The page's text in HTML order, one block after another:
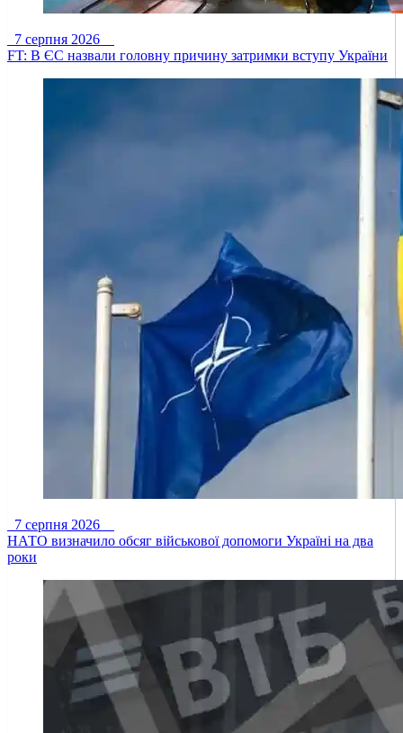
7 серпня 2026
FT: В ЄС назвали головну причину затримки вступу України
7 серпня 2026
НАТО визначило обсяг військової допомоги Україні на два
роки